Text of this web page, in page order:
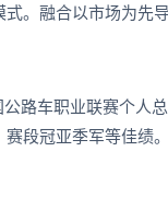
。融合以市场为
车职业联赛个人
段冠亚季军等佳